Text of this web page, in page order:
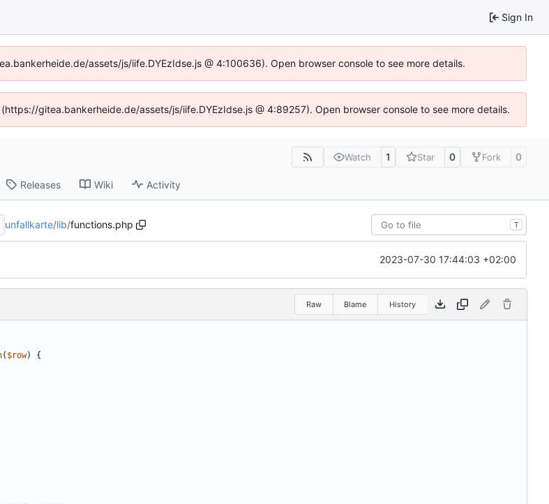
Sign In
assets/js/iife.DYEzIdse.js @ 4:100636). Open browser console to see more details.
gitea.bankerheide.de/assets/js/iife.DYEzIdse.js @ 4:89257). Open browser console to see more details.
Watch 1 Star 0 Fork 0
Releases Wiki Activity
unfallkarte/lib/functions.php T
2023-07-30 17:44:03 +02:00
Raw Blame History
( $row) {